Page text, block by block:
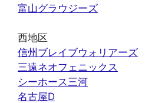
富山グラウジーズ
西地区
信州ブレイブウォリアーズ
三遠ネオフェニックス
シーホース三河
名古屋D